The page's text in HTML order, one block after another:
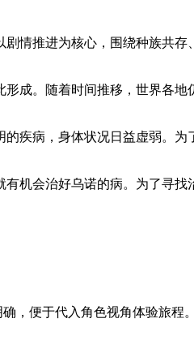
情推进为核心，围绕种族共存
成。随着时间推移，世界各地
疾病，身体状况日益虚弱。为
机会治好乌诺的病。为了寻找
，便于代入角色视角体验旅程。